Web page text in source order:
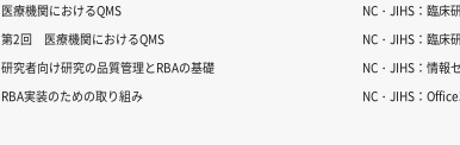
医療機関におけるQMS
第2回 医療機関におけるQMS
研究者向け研究の品質管理とRBAの基礎
RBA実装のための取り組み
NC・JIHS：臨床
NC・JIHS：臨床
NC・JIHS：情報
NC・JIHS：